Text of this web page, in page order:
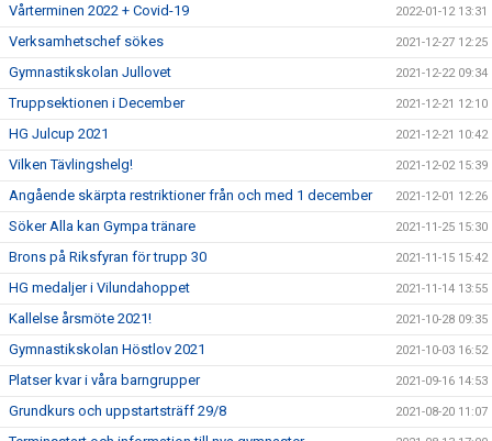
Vårterminen 2022 + Covid-19 2022-01-12 13:31
Verksamhetschef sökes 2021-12-27 12:25
Gymnastikskolan Jullovet 2021-12-22 09:34
Truppsektionen i December 2021-12-21 12:10
HG Julcup 2021 2021-12-21 10:42
Vilken Tävlingshelg! 2021-12-02 15:39
Angående skärpta restriktioner från och med 1 december 2021-12-01 12:26
Söker Alla kan Gympa tränare 2021-11-25 15:30
Brons på Riksfyran för trupp 30 2021-11-15 15:42
HG medaljer i Vilundahoppet 2021-11-14 13:55
Kallelse årsmöte 2021! 2021-10-28 09:35
Gymnastikskolan Höstlov 2021 2021-10-03 16:52
Platser kvar i våra barngrupper 2021-09-16 14:53
Grundkurs och uppstartsträff 29/8 2021-08-20 11:07